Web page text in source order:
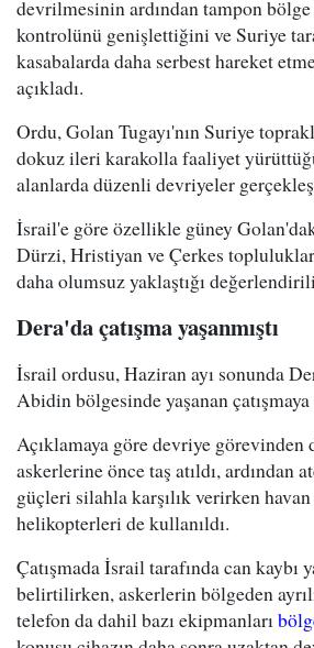
devrilmesinin ardından tampon
kontrolünü genişlettiğini ve Suriye
kasabalarda daha serbest hareket
açıkladı.
Ordu, Golan Tugayı'nın Suriye
dokuz ileri karakolla faaliyet
alanlarda düzenli devriyeler
İsrail'e göre özellikle güney
Dürzi, Hristiyan ve Çerkes
daha olumsuz yaklaştığı
Dera'da çatışma yaşanmıştı
İsrail ordusu, Haziran ayı sonunda
Abidin bölgesinde yaşanan
Açıklamaya göre devriye görevinden
askerlerine önce taş atıldı, ardından
güçleri silahla karşılık verirken havan
helikopterleri de kullanıldı.
Çatışmada İsrail tarafında can kaybı
belirtilirken, askerlerin bölgeden
telefon da dahil bazı ekipmanları